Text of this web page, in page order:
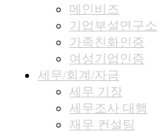
메인비즈
기업부설연구소
가족친화인증
여성기업인증
세무/회계/자금
세무 기장
세무조사 대행
재무 컨설팅